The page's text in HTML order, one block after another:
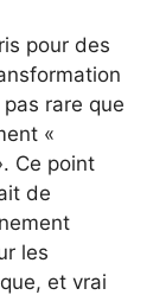
pour des
pas rare que
«
Ce point
de
les
et vrai